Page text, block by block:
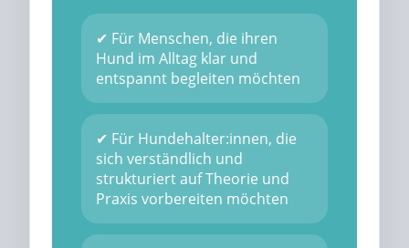
✔ Für Menschen, die ihren
Hund im Alltag klar und
entspannt begleiten möchten
✔ Für Hundehalter:innen, die
sich verständlich und
strukturiert auf Theorie und
Praxis vorbereiten möchten